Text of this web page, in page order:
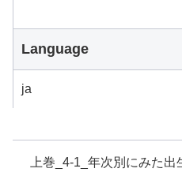
上巻_4-1_年次別にみた
Language
ja